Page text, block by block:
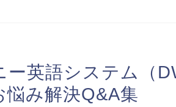
ー英語システム（
悩み解決Q&A集